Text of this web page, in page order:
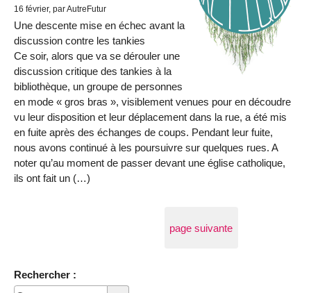
16 février, par AutreFutur
Une descente mise en échec avant la
discussion contre les tankies
Ce soir, alors que va se dérouler une
discussion critique des tankies à la
bibliothèque, un groupe de personnes
en mode « gros bras », visiblement venues pour en découdre
vu leur disposition et leur déplacement dans la rue, a été mis
en fuite après des échanges de coups. Pendant leur fuite,
nous avons continué à les poursuivre sur quelques rues. A
noter qu’au moment de passer devant une église catholique,
ils ont fait un (…)
page suivante
Rechercher :